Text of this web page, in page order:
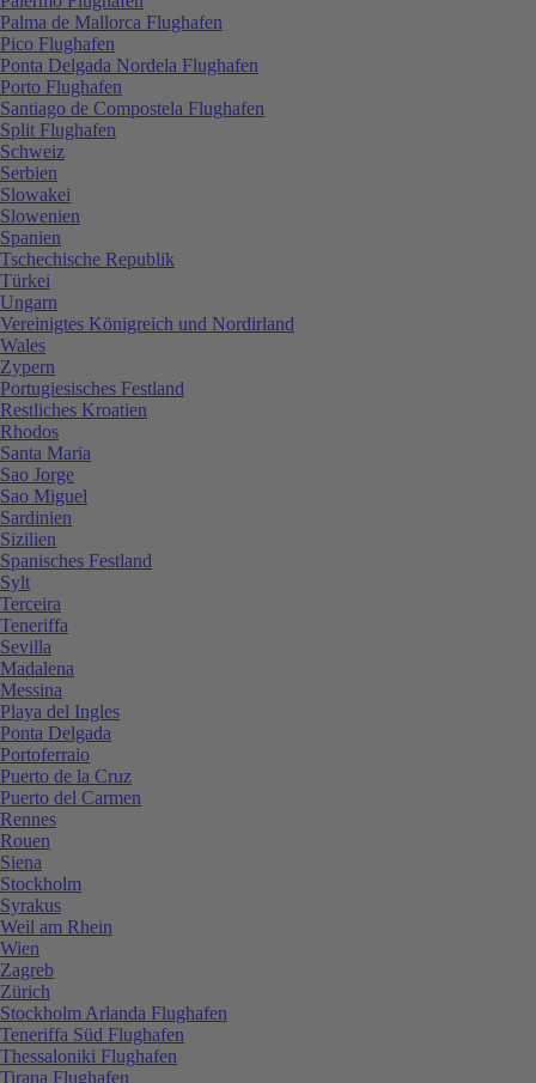
Palma de Mallorca Flughafen
Pico Flughafen
Ponta Delgada Nordela Flughafen
Porto Flughafen
Santiago de Compostela Flughafen
Split Flughafen
Schweiz
Serbien
Slowakei
Slowenien
Spanien
Tschechische Republik
Türkei
Ungarn
Vereinigtes Königreich und Nordirland
Wales
Zypern
Portugiesisches Festland
Restliches Kroatien
Rhodos
Santa Maria
Sao Jorge
Sao Miguel
Sardinien
Sizilien
Spanisches Festland
Sylt
Terceira
Teneriffa
Sevilla
Madalena
Messina
Playa del Ingles
Ponta Delgada
Portoferraio
Puerto de la Cruz
Puerto del Carmen
Rennes
Rouen
Siena
Stockholm
Syrakus
Weil am Rhein
Wien
Zagreb
Zürich
Stockholm Arlanda Flughafen
Teneriffa Süd Flughafen
Thessaloniki Flughafen
Tirana Flughafen